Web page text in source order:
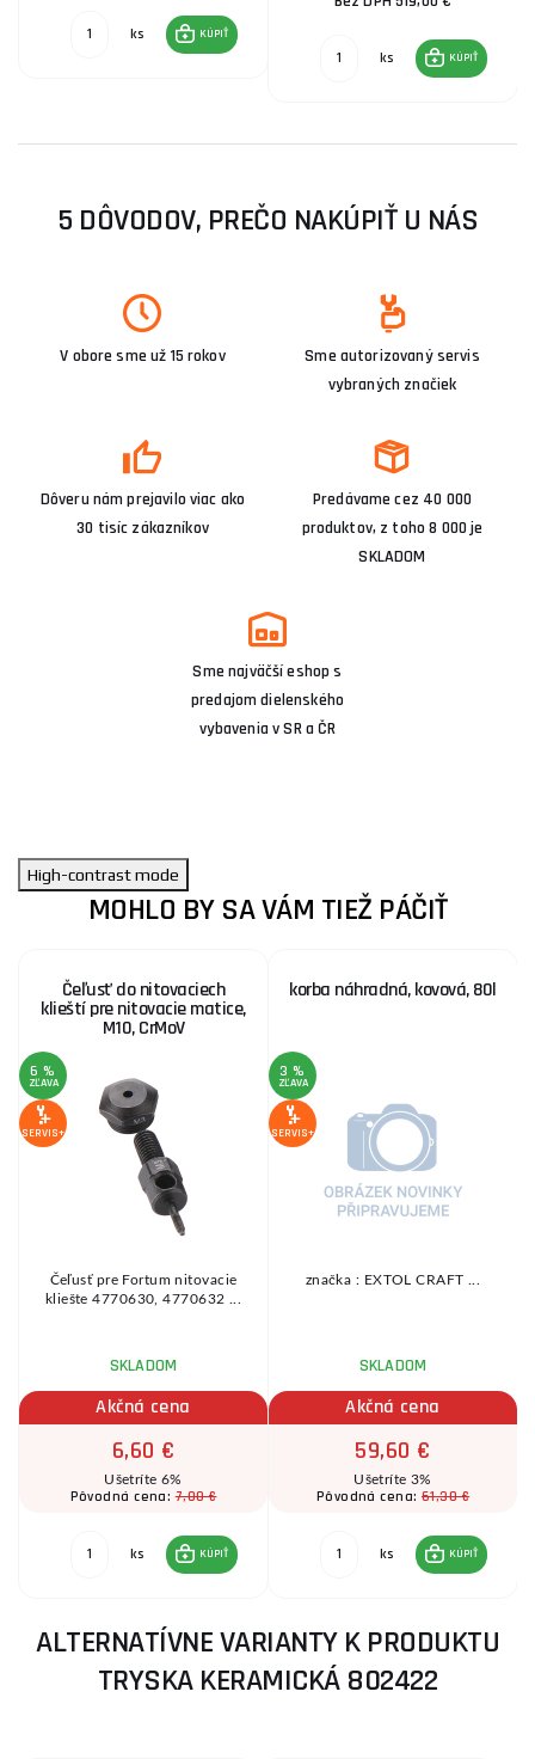
ks KÚPIŤ
ks KÚPIŤ
5 DÔVODOV, PREČO NAKÚPIŤ U NÁS
V obore sme už 15 rokov
Sme autorizovaný servis
vybraných značiek
Dôveru nám prejavilo viac ako
30 tisíc zákazníkov
Predávame cez 40 000
produktov, z toho 8 000 je
SKLADOM
Sme najväčší eshop s
predajom dielenského
vybavenia v SR a ČR
High-contrast mode
MOHLO BY SA VÁM TIEŽ PÁČIŤ
Čeľusť do nitovaciech
klieští pre nitovacie matice,
M10, CrMoV
6 %
ZĽAVA
SERVIS+
Čeľusť pre Fortum nitovacie
kliešte 4770630, 4770632 ...
SKLADOM
Akčná cena
6,60 €
Ušetríte 6%
Pôvodná cena:7,00 €
ks KÚPIŤ
korba náhradná, kovová, 80l
3 %
ZĽAVA
SERVIS+
značka : EXTOL CRAFT ...
SKLADOM
Akčná cena
59,60 €
Ušetríte 3%
Pôvodná cena:61,30 €
ks KÚPIŤ
ALTERNATÍVNE VARIANTY K PRODUKTU
TRYSKA KERAMICKÁ 802422